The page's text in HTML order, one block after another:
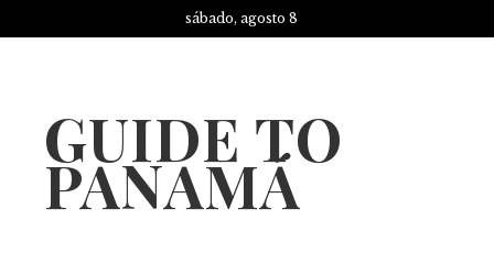
sábado, agosto 8
GUIDE TO
PANAMÁ